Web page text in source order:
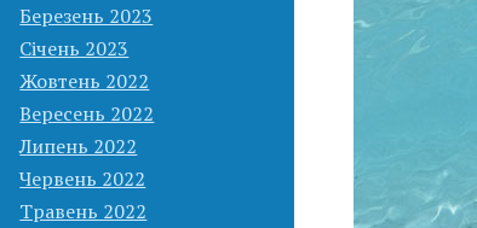
Березень 2023
Січень 2023
Жовтень 2022
Вересень 2022
Липень 2022
Червень 2022
Травень 2022